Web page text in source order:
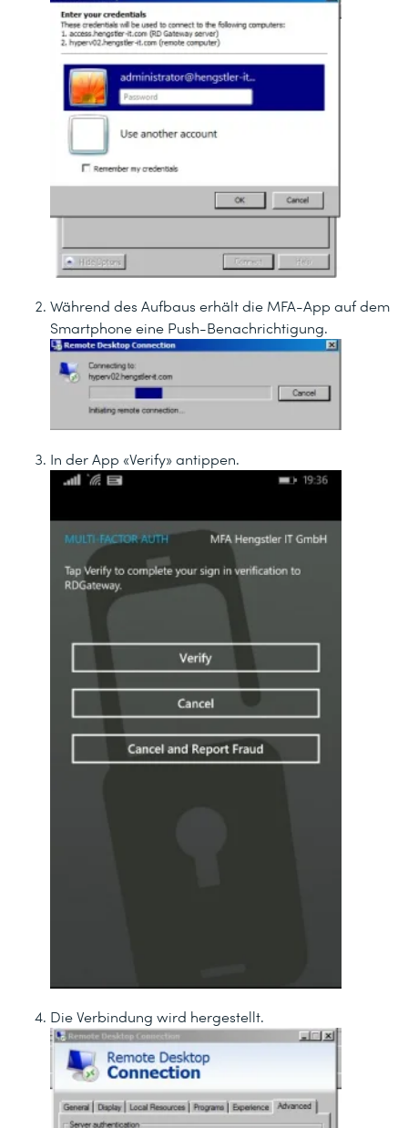
Während des Aufbaus erhält die MFA-App auf dem
Smartphone eine Push-Benachrichtigung.
In der App «Verify» antippen.
Die Verbindung wird hergestellt.